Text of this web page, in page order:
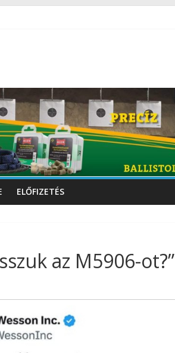
ELŐFIZETÉS
az M5906-ot?”